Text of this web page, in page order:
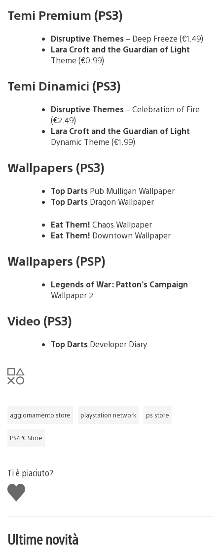
Temi Premium (PS3)
Disruptive Themes– Deep Freeze (€1.49)
Lara Croft and the Guardian of Light
Theme (€0.99)
Temi Dinamici (PS3)
Disruptive Themes– Celebration of Fire
(€2.49)
Lara Croft and the Guardian of Light
Dynamic Theme (€1.99)
Wallpapers (PS3)
Top Darts Pub Mulligan Wallpaper
Top Darts Dragon Wallpaper
Eat Them! Chaos Wallpaper
Eat Them! Downtown Wallpaper
Wallpapers (PSP)
Legends of War: Patton’s Campaign
Wallpaper 2
Video (PS3)
Top Darts Developer Diary
aggiornamento store playstation network ps store
PS/PC Store
Ti è piaciuto?
Mi
piace
Ultime novità